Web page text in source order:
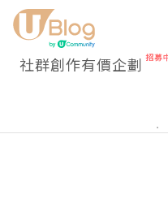
社群創作有價企劃